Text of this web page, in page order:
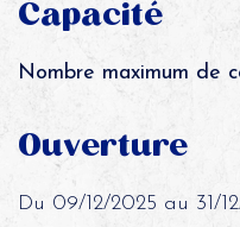
Capacité
Nombre maximum de
Ouverture
Du 09/12/2025 au 31/